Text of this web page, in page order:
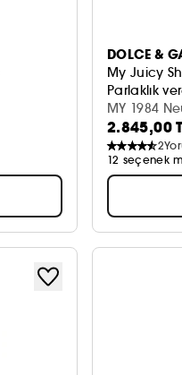
DOLCE &
My Juicy
Parlaklık
MY 1984
2.845,00
2
12 seçenek